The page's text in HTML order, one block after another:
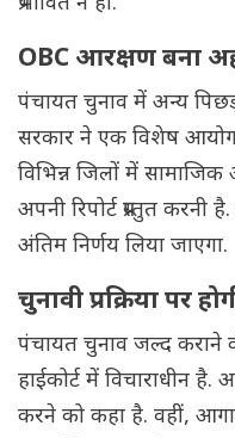
OBC आरक्षण बना
पंचायत चुनाव में अन्य
सरकार ने एक विशेष
विभिन्न जिलों में
अपनी रिपोर्ट प्रस्तुत
अंतिम निर्णय लिया जाएगा.
चुनावी प्रक्रिया पर
पंचायत चुनाव जल्द कराने
हाईकोर्ट में विचाराधीन है.
करने को कहा है. वहीं,